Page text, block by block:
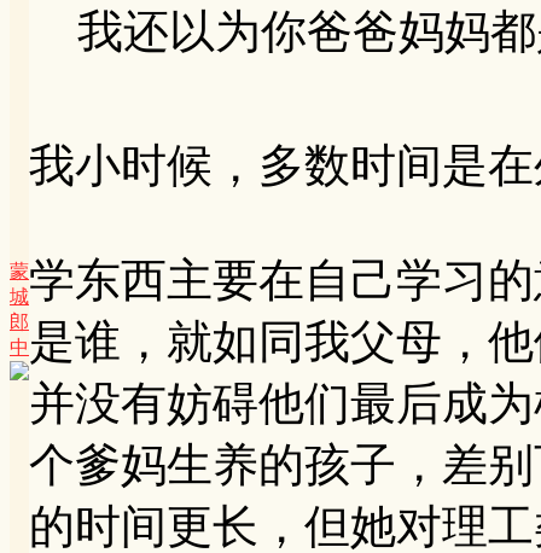
蒙
城
郎
中
我还以为你爸爸妈妈
我小时候，多数时间是
学东西主要在自己学习
是谁，就如同我父母，
并没有妨碍他们最后成
个爹妈生养的孩子，差
的时间更长，但她对理